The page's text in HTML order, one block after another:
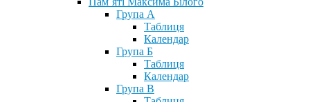
Група А
Таблиця
Календар
Група Б
Таблиця
Календар
Група В